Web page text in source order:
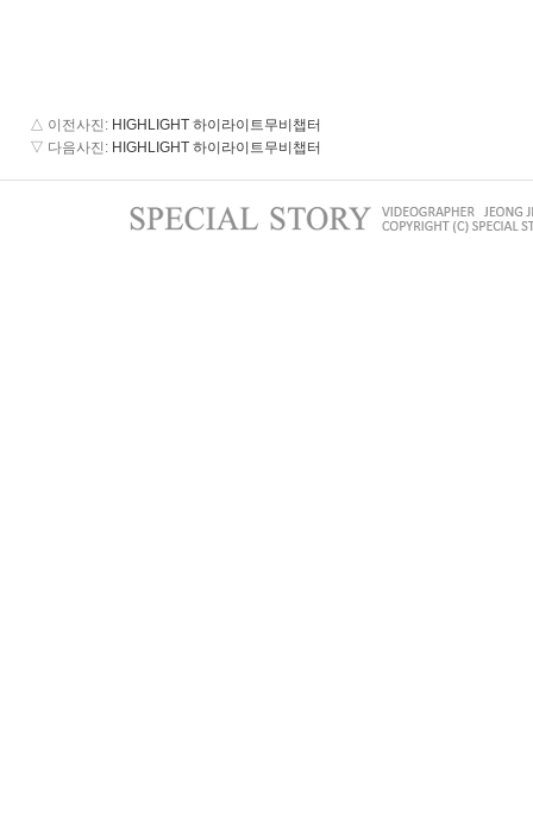
△ 이전사진 : HIGHLIGHT 하이라이트무비챕터
▽ 다음사진 : HIGHLIGHT 하이라이트무비챕터